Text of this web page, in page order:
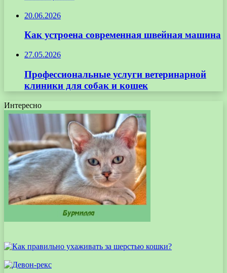
20.06.2026
Как устроена современная швейная машина
27.05.2026
Профессиональные услуги ветеринарной
клиники для собак и кошек
Интересно